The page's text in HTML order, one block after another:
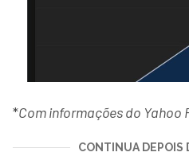
*Com informações do Yahoo
CONTINUA DEPOIS